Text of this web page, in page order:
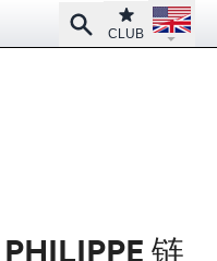
SearchClub
CLUB
Open
链